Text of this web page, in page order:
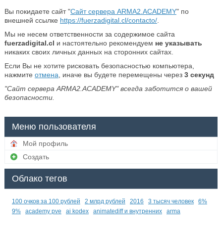
Вы покидаете сайт "Сайт сервера ARMA2.ACADEMY" по
внешней ссылке https://fuerzadigital.cl/contacto/.
Мы не несем ответственности за содержимое сайта
fuerzadigital.cl и настоятельно рекомендуем не указывать
никаких своих личных данных на сторонних сайтах.
Если Вы не хотите рисковать безопасностью компьютера,
нажмите отмена , иначе вы будете перемещены через 2секунд
"Сайт сервера ARMA2.ACADEMY" всегда заботится о вашей
безопасности.
Меню пользователя
Мой профиль
Создать
Облако тегов
100 очков за 100 рублей 2 млрд рублей 2016 3 тысяч человек
6%
9%
academy pve ai kodex animatediff и внутренних arma